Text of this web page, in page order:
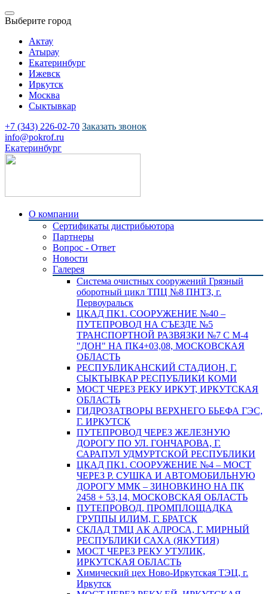
Выберите город
Актау
Атырау
Екатеринбург
Ижевск
Иркутск
Москва
Сыктывкар
+7 (343) 226-02-70 Заказать звонок
info@pokrof.ru
Екатеринбург
О компании
Сертификаты дистрибьютора
Партнеры
Вопрос - Ответ
Новости
Галерея
Система очистных сооружений Грязный
оборотный цикл ТПЦ №8 ПНТЗ, г.
Первоуральск
ЦКАД ПК1. СООРУЖЕНИЕ №40 –
ПУТЕПРОВОД НА СЪЕЗДЕ №5
ТРАНСПОРТНОЙ РАЗВЯЗКИ №7 С М-4
"ДОН" НА ПК4+03,08, МОСКОВСКАЯ
ОБЛАСТЬ
РЕСПУБЛИКАНСКИЙ СТАДИОН, Г.
СЫКТЫВКАР РЕСПУБЛИКИ КОМИ
МОСТ ЧЕРЕЗ РЕКУ ИРКУТ, ИРКУТСКАЯ
ОБЛАСТЬ
ГИДРОЗАТВОРЫ ВЕРХНЕГО БЬЕФА ГЭС,
Г. ИРКУТСК
ПУТЕПРОВОД ЧЕРЕЗ ЖЕЛЕЗНУЮ
ДОРОГУ ПО УЛ. ГОНЧАРОВА, Г.
САРАПУЛ УДМУРТСКОЙ РЕСПУБЛИКИ
ЦКАД ПК1. СООРУЖЕНИЕ №4 – МОСТ
ЧЕРЕЗ Р. СУШКА И АВТОМОБИЛЬНУЮ
ДОРОГУ ММК – ЗИНОВКИНО НА ПК
2458 + 53,14, МОСКОВСКАЯ ОБЛАСТЬ
ПУТЕПРОВОД, ПРОМПЛОЩАДКА
ГРУППЫ ИЛИМ, Г. БРАТСК
СКЛАД ТМЦ АК АЛРОСА, Г. МИРНЫЙ
РЕСПУБЛИКИ САХА (ЯКУТИЯ)
МОСТ ЧЕРЕЗ РЕКУ УТУЛИК,
ИРКУТСКАЯ ОБЛАСТЬ
Химический цех Ново-Иркутская ТЭЦ, г.
Иркутск